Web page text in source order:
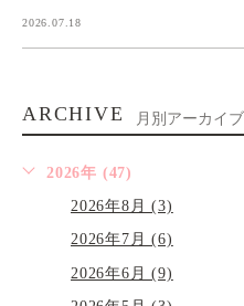
2026.07.18
ARCHIVE 月別アーカイブ
2026年 (47)
2026年8月 (3)
2026年7月 (6)
2026年6月 (9)